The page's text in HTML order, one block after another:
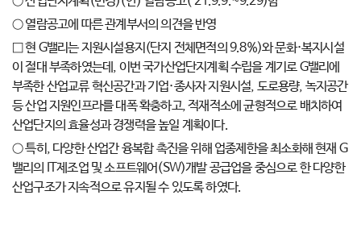
○ 열람공고에 따른 관계부서의 의견을 반영
□ 현 G밸리는 지원시설용지(단지 전체면적의 9.8%)와 문화·복지시설
이 절대 부족하였는데, 이번 국가산업단지계획 수립을 계기로 G밸리에
부족한 산업교류 혁신공간과 기업·종사자 지원시설, 도로용량, 녹지공간
등 산업 지원인프라를 대폭 확충하고, 적재적소에 균형적으로 배치하여
산업단지의 효율성과 경쟁력을 높일 계획이다.
○ 특히, 다양한 산업간 융복합 촉진을 위해 업종제한을 최소화해 현재 G
밸리의 IT제조업 및 소프트웨어(SW)개발 공급업을 중심으로 한 다양한
산업구조가 지속적으로 유지될 수 있도록 하였다.